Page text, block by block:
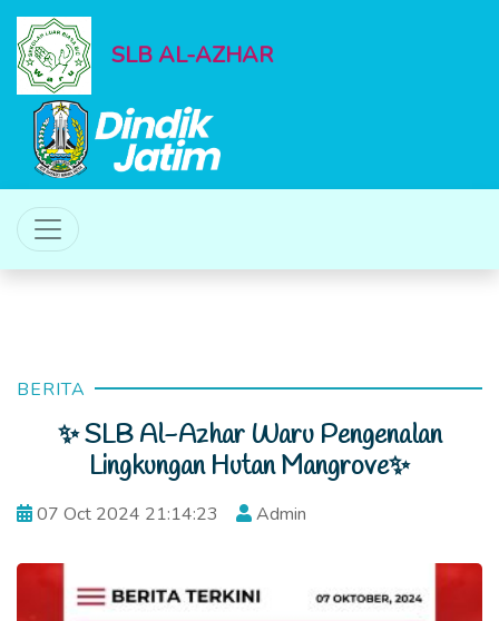
SLB AL-AZHAR
BERITA
✨ SLB Al-Azhar Waru Pengenalan
Lingkungan Hutan Mangrove✨
07 Oct 2024 21:14:23 Admin